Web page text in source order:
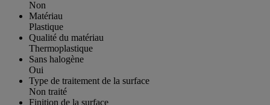
Non
Matériau
Plastique
Qualité du matériau
Thermoplastique
Sans halogène
Oui
Type de traitement de la surface
Non traité
Finition de la surface